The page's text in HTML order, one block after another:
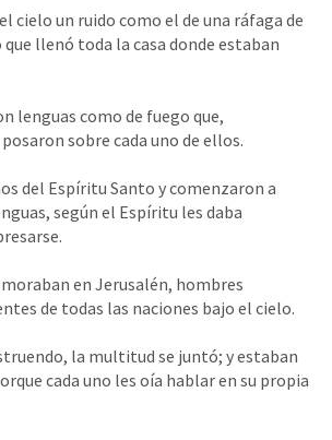
cielo un ruido como el de una ráfaga de
llenó toda la casa donde estaban
lenguas como de fuego que,
sobre cada uno de ellos.
del Espíritu Santo y comenzaron a
según el Espíritu les daba
moraban en Jerusalén, hombres
de todas las naciones bajo el cielo.
la multitud se juntó; y estaban
cada uno les oía hablar en su propia